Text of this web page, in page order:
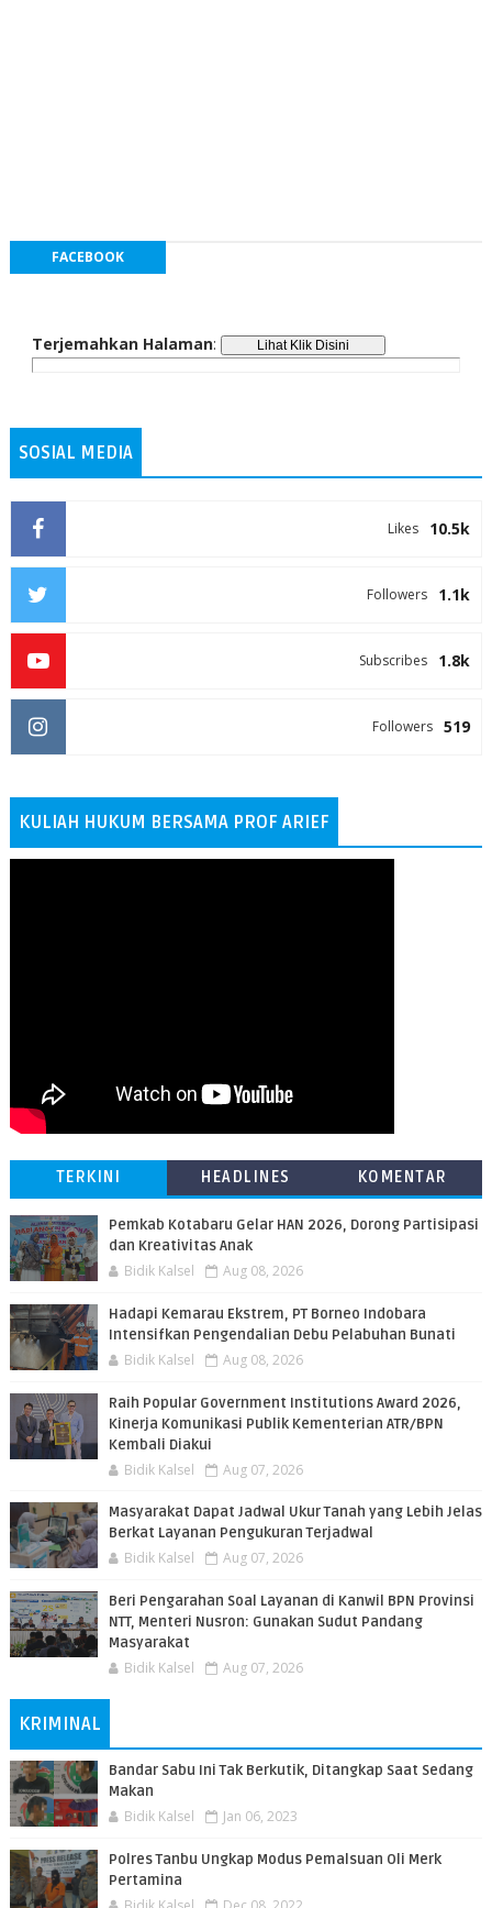
FACEBOOK
Terjemahkan Halaman:
SOSIAL MEDIA
10.5k
Likes
1.1k
Followers
1.8k
Subscribes
519
Followers
KULIAH HUKUM BERSAMA PROF ARIEF
TERKINI HEADLINES KOMENTAR
Pemkab Kotabaru Gelar HAN 2026, Dorong Partisipasi
dan Kreativitas Anak
Bidik Kalsel Aug 08, 2026
​Hadapi Kemarau Ekstrem, PT Borneo Indobara
Intensifkan Pengendalian Debu Pelabuhan Bunati
Bidik Kalsel Aug 08, 2026
Raih Popular Government Institutions Award 2026,
Kinerja Komunikasi Publik Kementerian ATR/BPN
Kembali Diakui
Bidik Kalsel Aug 07, 2026
Masyarakat Dapat Jadwal Ukur Tanah yang Lebih Jelas
Berkat Layanan Pengukuran Terjadwal
Bidik Kalsel Aug 07, 2026
Beri Pengarahan Soal Layanan di Kanwil BPN Provinsi
NTT, Menteri Nusron: Gunakan Sudut Pandang
Masyarakat
Bidik Kalsel Aug 07, 2026
KRIMINAL
Bandar Sabu Ini Tak Berkutik, Ditangkap Saat Sedang
Makan
Bidik Kalsel Jan 06, 2023
Polres Tanbu Ungkap Modus Pemalsuan Oli Merk
Pertamina